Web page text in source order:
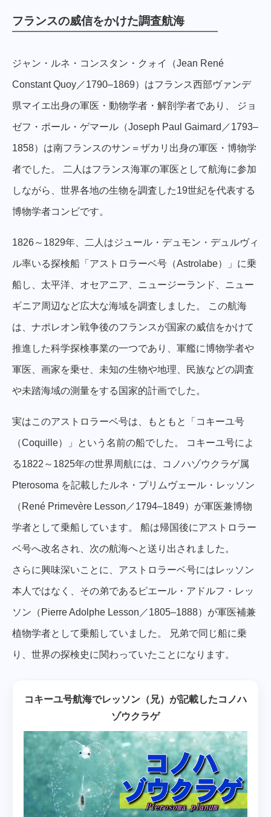
フランスの威信をかけた調査航海
ジャン・ルネ・コンスタン・クォイ（Jean René
Constant Quoy／1790–1869）はフランス西部ヴァンデ
県マイエ出身の軍医・動物学者・解剖学者であり、 ジョ
ゼフ・ポール・ゲマール（Joseph Paul Gaimard／1793–
1858）は南フランスのサン＝ザカリ出身の軍医・博物学
者でした。 二人はフランス海軍の軍医として航海に参加
しながら、世界各地の生物を調査した19世紀を代表する
博物学者コンビです。
1826～1829年、二人はジュール・デュモン・デュルヴィ
ル率いる探検船「アストロラーベ号（Astrolabe）」に乗
船し、太平洋、オセアニア、ニュージーランド、ニュー
ギニア周辺など広大な海域を調査しました。 この航海
は、ナポレオン戦争後のフランスが国家の威信をかけて
推進した科学探検事業の一つであり、軍艦に博物学者や
軍医、画家を乗せ、未知の生物や地理、民族などの調査
や未踏海域の測量をする国家的計画でした。
実はこのアストロラーベ号は、もともと「コキーユ号
（Coquille）」という名前の船でした。 コキーユ号によ
る1822～1825年の世界周航には、コノハゾウクラゲ属
Pterosoma を記載したルネ・プリムヴェール・レッソン
（René Primevère Lesson／1794–1849）が軍医兼博物
学者として乗船しています。 船は帰国後にアストロラー
ベ号へ改名され、次の航海へと送り出されました。
さらに興味深いことに、アストロラーベ号にはレッソン
本人ではなく、その弟であるピエール・アドルフ・レッ
ソン（Pierre Adolphe Lesson／1805–1888）が軍医補兼
植物学者として乗船していました。 兄弟で同じ船に乗
り、世界の探検史に関わっていたことになります。
コキーユ号航海でレッソン（兄）が記載したコノハ
ゾウクラゲ